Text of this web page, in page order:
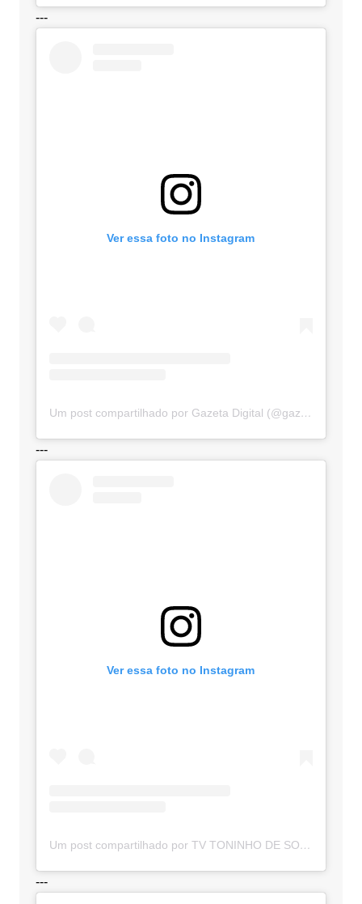
---
Ver essa foto no Instagram
Um post compartilhado por Gazeta Digital (@gazetadigital)
---
Ver essa foto no Instagram
Um post compartilhado por TV TONINHO DE SOUZA (@toninhodesouzamt)
---